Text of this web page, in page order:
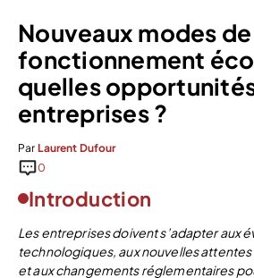
Nouveaux modes de
fonctionnement
quelles
entreprises ?
Par Laurent Dufour
0
Introduction
Les entreprises doivent s’adapter aux
technologiques, aux nouvelles
et aux changements réglementaires